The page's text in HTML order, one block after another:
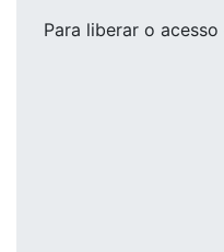
Para liberar o acesso